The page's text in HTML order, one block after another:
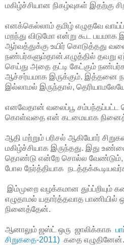
மகிழ்ச்சியான நிகழ்வுகள் இதற்கு
எனக்கெல்லாம் தமிழ் எழுதவே
மறந்து விடுமோ என்று கூட பயமாக
ஆர்வத்துக்கு உயிர் கொடுத்தது
நண்பர்களும்தான்.எழுத்தில் தவறு
செய்து அதை தட்டி கேட்கும்
ஆச்சர்யமாக இருக்கும். இத்தனை
இல்லாமல் இருந்தால்,
எனவேதான் வலைப்பூ சம்பந்தப்பட்ட
கொள்வதை என் கடமையாக
ஆதி மற்றும் பரிசல் ஆகியோர்
மகிழ்ச்சியாக இருந்தது. இது
தொண்டு என்றே சொல்ல வேண்டும்,
போல நேர்த்தியாக
இம்முறை வழக்கமான
எழுதாமல் யதார்த்தவாத பாணியில்
நினைத்தேன்.
ஆனாலும் ஜஸ்ட் ஒரு ஜாலிக்காக
சிறுகதை-2011) கதை எழுதினேன்.